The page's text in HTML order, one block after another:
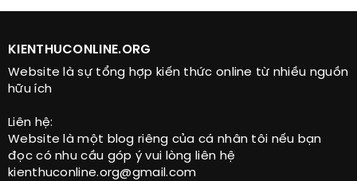
KIENTHUCONLINE.ORG
Website là sự tổng hợp kiến thức online từ nhiều nguồn
hữu ích
Liên hệ:
Website là một blog riêng của cá nhân tôi nếu bạn
đọc có nhu cầu góp ý vui lòng liên hệ
kienthuconline.org@gmail.com